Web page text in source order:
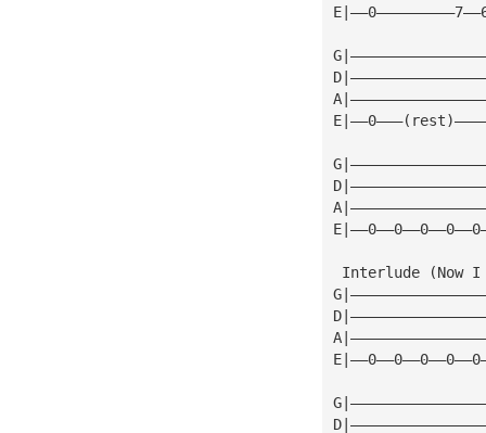
Interlude (Now